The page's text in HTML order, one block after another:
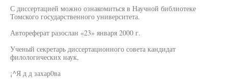
С диссертацией можно ознакомиться в Научной библиотеке
Томского государственного университета.
Автореферат разослан «23» января 2000 г.
Ученый секретарь диссертационного совета кандидат
филологических наук,
¡^Я д д захар0ва